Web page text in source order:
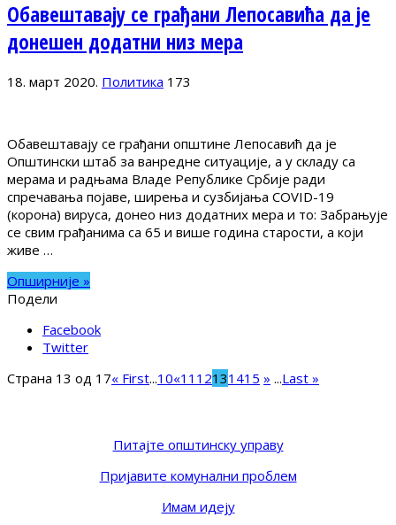
Обавештавају се грађани Лепосавића да је
донешен додатни низ мера
18. март 2020. Политика 173
Обавештавају се грађани општине Лепосавић да је
Општински штаб за ванредне ситуације, а у складу са
мерама и радњама Владе Републике Србије ради
спречавања појаве, ширења и сузбијања COVID-19
(корона) вируса, донео низ додатних мера и то: Забрањује
се свим грађанима са 65 и више година старости, а који
живе …
Опширније »
Подели
Facebook
Twitter
Страна 13 од 17« First...10«11 12131415 » ...Last »
Питајте општинску управу
Пријавите комунални проблем
Имам идеју